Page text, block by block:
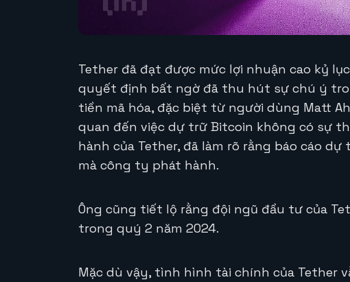
Tether đã đạt được mức lợi nhuận cao kỷ
quyết định bất ngờ đã thu hút sự chú ý
tiền mã hóa, đặc biệt từ người dùng Matt
quan đến việc dự trữ Bitcoin không có sự
hành của Tether, đã làm rõ rằng báo cáo
mà công ty phát hành.
Ông cũng tiết lộ rằng đội ngũ đầu tư của
trong quý 2 năm 2024.
Mặc dù vậy, tình hình tài chính của Tether